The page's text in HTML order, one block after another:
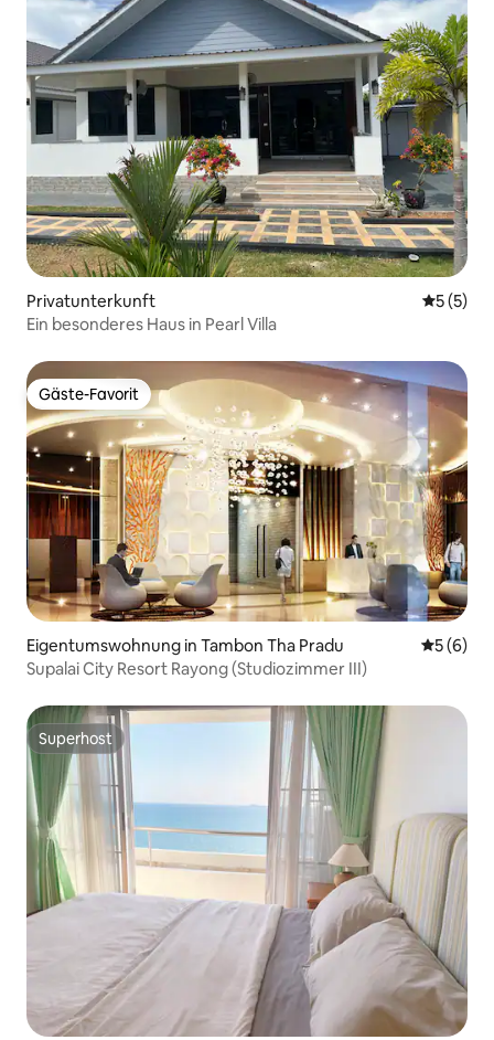
Privatunterkunft
5 (5)
Ein besonderes Haus in Pearl Villa
Gäste-Favorit
Gäste-Favorit
Eigentumswohnung in Tambon Tha Pradu
5 (6)
Supalai City Resort Rayong (Studiozimmer III)
Superhost
Superhost